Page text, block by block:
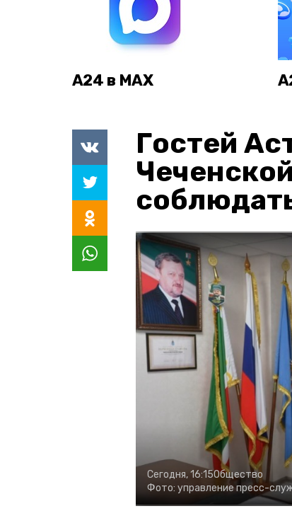
А24 в MAX
Гостей
Сегодня, 16:15Общество
Фото: управление пресс-